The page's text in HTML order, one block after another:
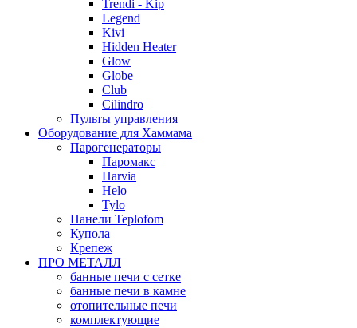
Trendi - Kip
Legend
Kivi
Hidden Heater
Glow
Globe
Club
Cilindro
Пульты управления
Оборудование для Хаммама
Парогенераторы
Паромакс
Harvia
Helo
Tylo
Панели Teplofom
Купола
Крепеж
ПРО МЕТАЛЛ
банные печи с сетке
банные печи в камне
отопительные печи
комплектующие